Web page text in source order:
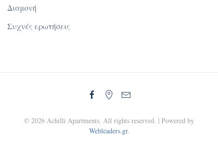
Διαμονή
Συχνές ερωτήσεις
© 2026 Achilli Apartments. All rights reserved. | Powered by
Webleaders.gr.